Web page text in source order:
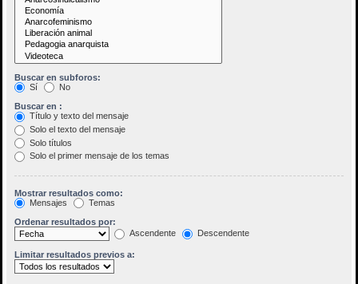
Buscar en subforos:
Sí
No
Buscar en :
Título y texto del mensaje
Solo el texto del mensaje
Solo títulos
Solo el primer mensaje de los temas
Mostrar resultados como:
Mensajes
Temas
Ordenar resultados por:
Ascendente
Descendente
Limitar resultados previos a: